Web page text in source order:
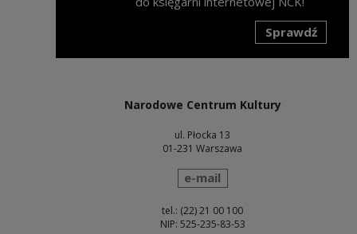
Sprawdź
Narodowe Centrum Kultury
ul. Płocka 13
01-231 Warszawa
wyślij wiadomość
e-mail
tel.: (22) 21 00 100
NIP: 525-235-83-53